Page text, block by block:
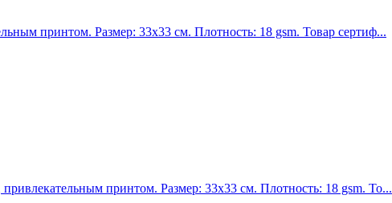
принтом. Размер: 33х33 см. Плотность: 18 gsm. Товар сертиф...
принтом. Размер: 33х33 см. Плотность: 18 gsm. То...